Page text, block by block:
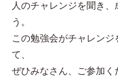
人のチャレンジを聞き
う。
この勉強会がチャレン
て、
ぜひみなさん、ご参加く